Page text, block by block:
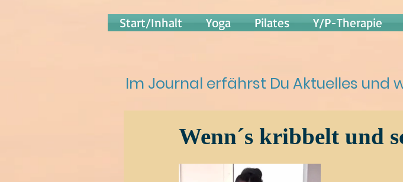
Start/Inhalt Yoga Pilates Y/P-Therapie
Im Journal erfährst Du Aktuelles und
Wenn´s kribbelt und